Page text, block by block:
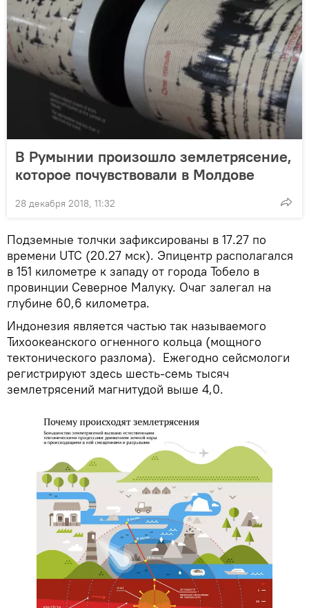
В Румынии произошло землетрясение,
которое почувствовали в Молдове
28 декабря 2018, 11:32
Подземные толчки зафиксированы в 17.27 по
времени UTC (20.27 мск). Эпицентр располагался
в 151 километре к западу от города Тобело в
провинции Северное Малуку. Очаг залегал на
глубине 60,6 километра.
Индонезия является частью так называемого
Тихоокеанского огненного кольца (мощного
тектонического разлома). Ежегодно сейсмологи
регистрируют здесь шесть-семь тысяч
землетрясений магнитудой выше 4,0.